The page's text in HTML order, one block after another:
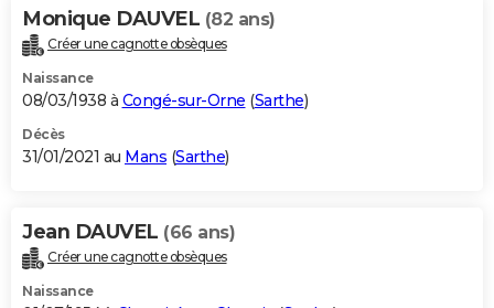
Monique DAUVEL (82 ans)
Créer une cagnotte obsèques
Naissance
08/03/1938 à Congé-sur-Orne (Sarthe)
Décès
31/01/2021 au Mans (Sarthe)
Jean DAUVEL (66 ans)
Créer une cagnotte obsèques
Naissance